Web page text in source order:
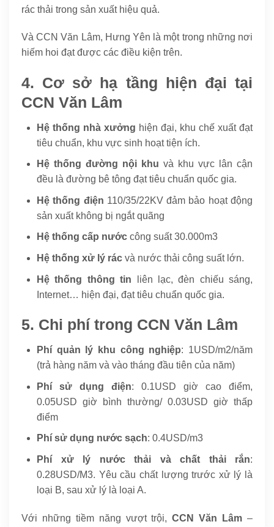
rác thải trong sản xuất hiệu quả.
Và CCN Văn Lâm, Hưng Yên là một trong những nơi
hiếm hoi đạt được các điều kiện trên.
4. Cơ sở hạ tầng hiện đại tại
CCN Văn Lâm
Hệ thống nhà xưởng hiện đại, khu chế xuất đạt
tiêu chuẩn, khu vực sinh hoạt tiện ích.
Hệ thống đường nội khu và khu vực lân cận
đều là đường bê tông đạt tiêu chuẩn quốc gia.
Hệ thống điện 110/35/22KV đảm bảo hoạt động
sản xuất không bị ngắt quãng
Hệ thống cấp nước công suất 30.000m3
Hệ thống xử lý rác và nước thải công suất lớn.
Hệ thống thông tin liên lạc, đèn chiếu sáng,
Internet… hiện đại, đạt tiêu chuẩn quốc gia.
5. Chi phí trong CCN Văn Lâm
Phí quản lý khu công nghiệp: 1USD/m2/năm
(trả hàng năm và vào tháng đầu tiên của năm)
Phí sử dụng điện: 0.1USD giờ cao điểm,
0.05USD giờ bình thường/ 0.03USD giờ thấp
điểm
Phí sử dụng nước sạch: 0.4USD/m3
Phí xử lý nước thải và chất thải rắn:
0.28USD/M3. Yêu cầu chất lượng trước xử lý là
loại B, sau xử lý là loại A.
Với những tiềm năng vượt trội,CCN Văn Lâm –